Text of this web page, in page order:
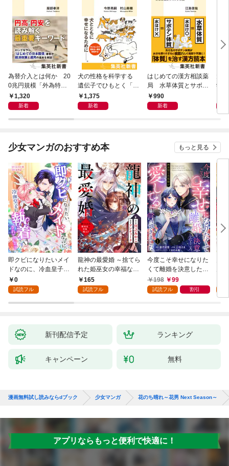
為替介入とは何か 20
0兆円規模「外為特
会」が生まれた謎
1,320
新着
犬の性格を科学する
遺伝子でひもとく「最
良の友」の進化
1,375
新着
はじめての漢方相談薬
局 水草体質とサボテ
ン体質
990
新着
学
少女マンガのおすすめ本 もっと見る
即クビになりたいメイ
ドなのに、冷血皇子に
執着されています第1
話
0
試読フル
龍神の最愛婚 ～捨てら
れた姫巫女の幸福な嫁
入り～: 1
165
試読フル
今度こそ幸せになりた
くて離婚を決意したと
ころ、無表情な旦那様
が「愛してる」と言っ
198 99
試読フル 割引
新刊配信予定 ランキング
キャンペーン 無料
漫画無料試し読みならdブック 少女マンガ 花のち晴れ～花男 Next Season～
アプリならもっと便利で快適に！